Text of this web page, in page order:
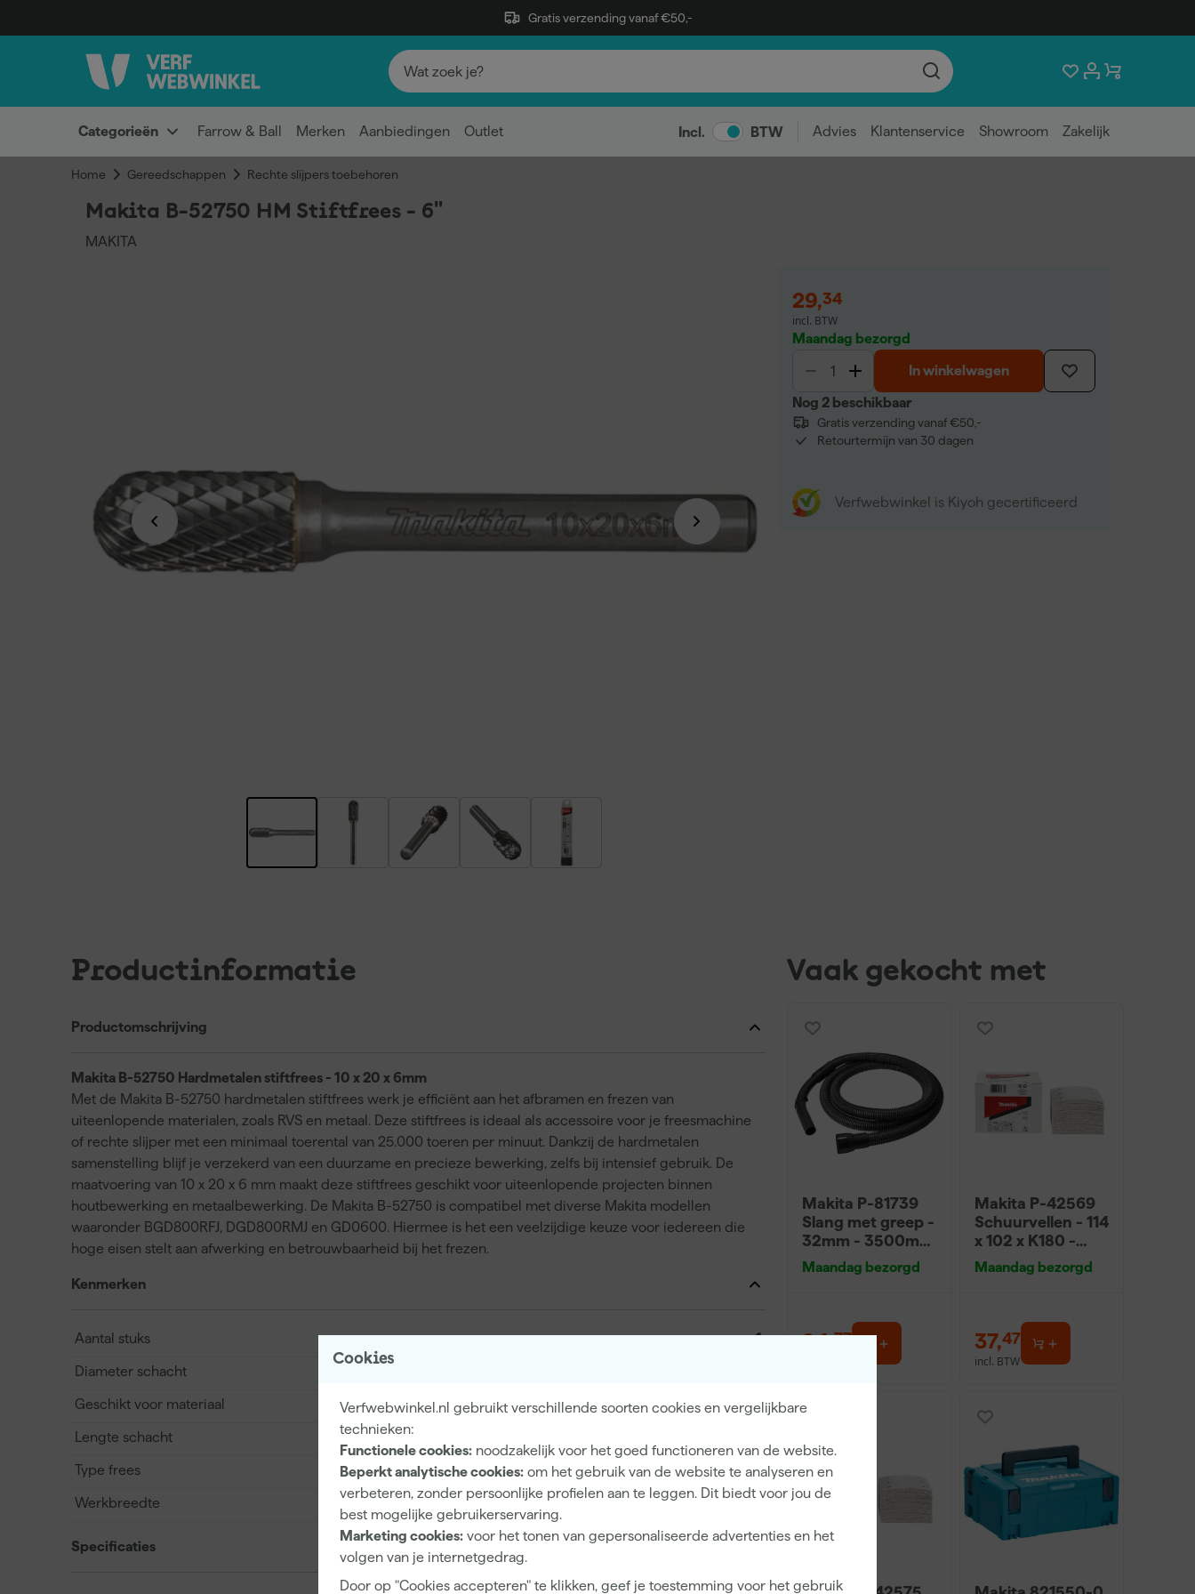
Gratis verzending vanaf €50,-
Categorieën Farrow & Ball Merken Aanbiedingen Outlet Incl. BTW Advies Klantenservice Showroom Zakelijk
Home Gereedschappen Rechte slijpers toebehoren
Cookies
Verfwebwinkel.nl gebruikt verschillende soorten cookies en vergelijkbare
technieken:
Functionele cookies: noodzakelijk voor het goed functioneren van de website.
Beperkt analytische cookies: om het gebruik van de website te analyseren en
verbeteren, zonder persoonlijke profielen aan te leggen. Dit biedt voor jou de
best mogelijke gebruikerservaring.
Marketing cookies: voor het tonen van gepersonaliseerde advertenties en het
volgen van je internetgedrag.
Door op "Cookies accepteren" te klikken, geef je toestemming voor het gebruik
Makita B-52750 HM Stiftfrees - 6"
MAKITA
29,34
incl. BTW
Maandag bezorgd
In winkelwagen
Nog 2 beschikbaar
Gratis verzending vanaf €50,-
Retourtermijn van 30 dagen
Verfwebwinkel is Kiyoh gecertificeerd
Productinformatie
Productomschrijving
Makita B-52750 Hardmetalen stiftfrees - 10 x 20 x 6mm
Met de Makita B-52750 hardmetalen stiftfrees werk je efficiënt aan het afbramen en frezen van
uiteenlopende materialen, zoals RVS en metaal. Deze stiftfrees is ideaal als accessoire voor je freesmachine
of rechte slijper met een minimaal toerental van 25.000 toeren per minuut. Dankzij de hardmetalen
samenstelling blijf je verzekerd van een duurzame en precieze bewerking, zelfs bij intensief gebruik. De
maatvoering van 10 x 20 x 6 mm maakt deze stiftfrees geschikt voor uiteenlopende projecten binnen
houtbewerking en metaalbewerking. De Makita B-52750 is compatibel met diverse Makita modellen
waaronder BGD800RFJ, DGD800RMJ en GD0600. Hiermee is het een veelzijdige keuze voor iedereen die
hoge eisen stelt aan afwerking en betrouwbaarheid bij het frezen.
Kenmerken
Aantal stuks 1
Diameter schacht
Geschikt voor materiaal Metaal, RVS
Lengte schacht
Type frees Stiftfrees
Werkbreedte 10 mm
Specificaties
Vaak gekocht met
Makita P-81739
Slang met greep -
32mm - 3500mm
voor VC2512L /
VC3011L
Maandag bezorgd
94,77
Makita P-42569
Schuurvellen - 114
x 102 x K180 -
Hout (50st)
Maandag bezorgd
37,47
incl. BTW